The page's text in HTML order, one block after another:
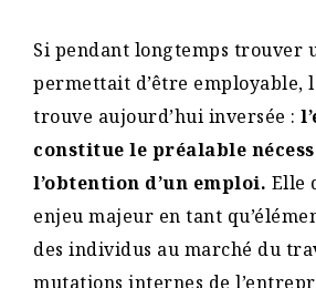
Si pendant longtemps trouver
permettait d’être employable,
trouve aujourd’hui inversée :
constitue le préalable
l’obtention d’un emploi. Elle
enjeu majeur en tant
des individus au marché du
mutations internes de